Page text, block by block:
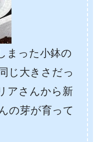
まった小鉢の
じ大きさだっ
アさんから新
の芽が育って